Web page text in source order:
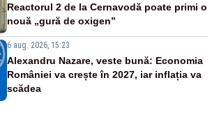
Reactorul 2 de la Cernavodă poate primi o
nouă „gură de oxigen”
6 aug. 2026, 15:23
Alexandru Nazare, veste bună: Economia
României va crește în 2027, iar inflația va
scădea